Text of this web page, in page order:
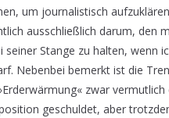
um journalistisch
ausschließlich darum, den
seiner Stange zu halten, wenn
Nebenbei bemerkt ist die
zwar vermutlich
geschuldet, aber